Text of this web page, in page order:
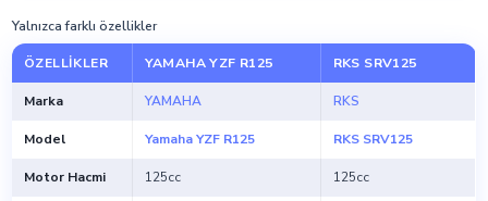
Yalnızca farklı özellikler
ÖZELLIKLER YAMAHA YZF R125 RKS SRV125
Marka YAMAHA RKS
Model Yamaha YZF R125 RKS SRV125
Motor Hacmi 125cc 125cc